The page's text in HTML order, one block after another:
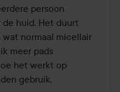
persoon
huid. Het duurt
normaal micellair
meer pads
het werkt op
gebruik.